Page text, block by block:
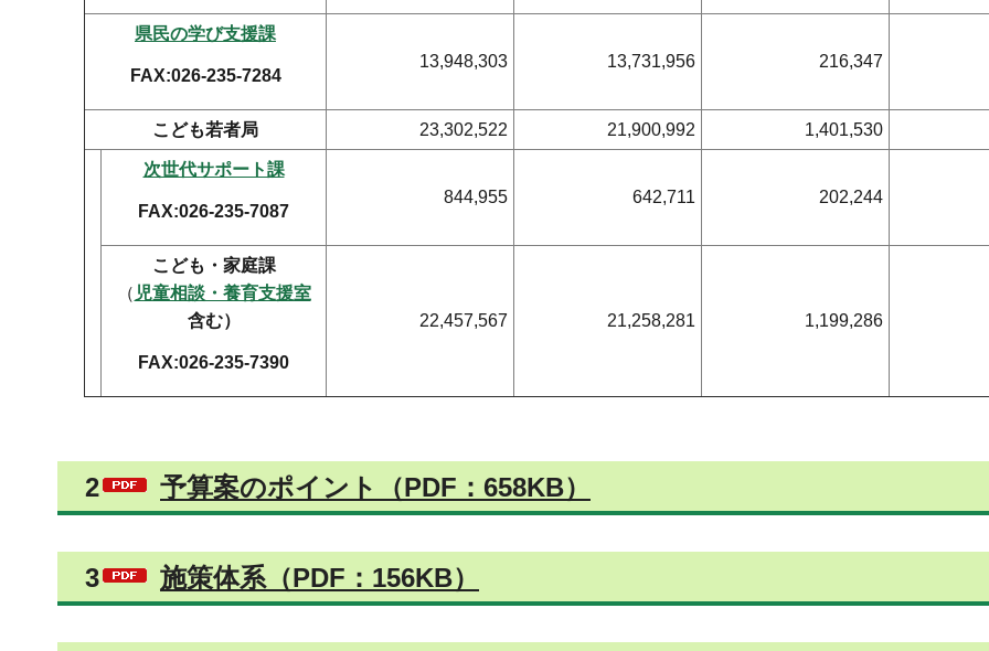
県民の学び支援課
FAX:026-235-7284
13,948,303 13,731,956 216,347
こども若者局 23,302,522 21,900,992 1,401,530
次世代サポート課
FAX:026-235-7087
844,955 642,711 202,244
こども・家庭課
（ 児童相談・養育支援室
含む）
FAX:026-235-7390
22,457,567 21,258,281 1,199,286
2 予算案のポイント（PDF：658KB）
3 施策体系（PDF：156KB）